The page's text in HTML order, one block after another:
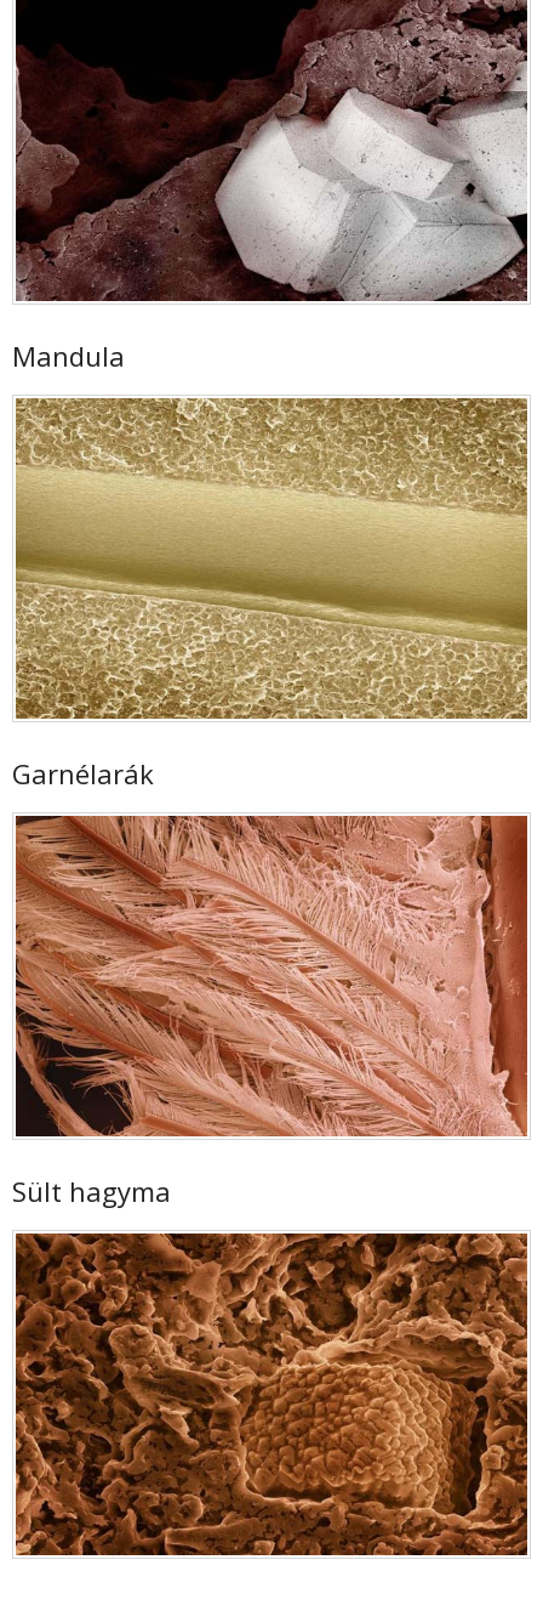
Mandula
Garnélarák
Sült hagyma